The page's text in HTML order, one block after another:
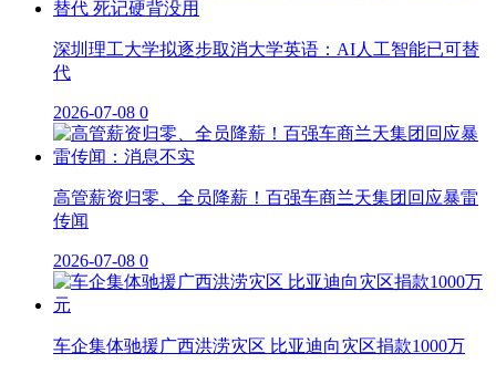
深圳理工大学拟逐步取消大学英语：AI人工智能已可替
代
2026-07-08 0
高管薪资归零、全员降薪！百强车商兰天集团回应暴雷
传闻
2026-07-08 0
车企集体驰援广西洪涝灾区 比亚迪向灾区捐款1000万